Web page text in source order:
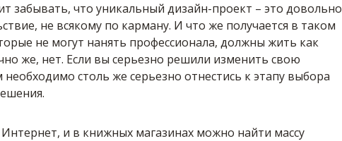
забывать, что уникальный дизайн-проект – это довольно
не всякому по карману. И что же получается в таком
не могут нанять профессионала, должны жить как
же, нет. Если вы серьезно решили изменить свою
необходимо столь же серьезно отнестись к этапу выбора
Интернет, и в книжных магазинах можно найти массу